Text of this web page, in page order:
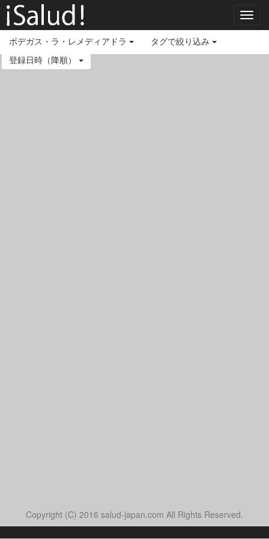
ボデガス・ラ・レメディアドラ
タグで絞り込み
登録日時（降順）
Copyright (C) 2016 salud-japan.com All Rights Reserved.